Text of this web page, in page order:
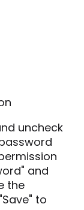
uncheck
and
the
to